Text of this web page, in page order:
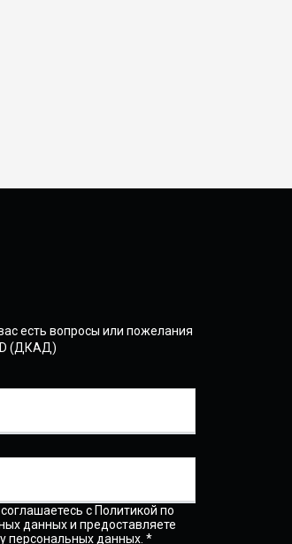
есть вопросы или пожелания
(ДКАД)
с Политикой по
данных и предоставляете
персональных данных. *